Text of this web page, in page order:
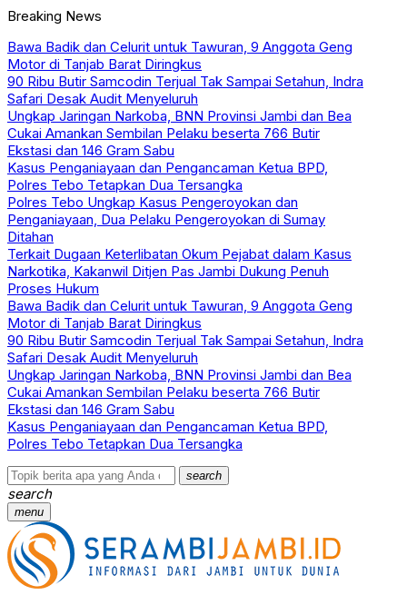
Breaking News
Bawa Badik dan Celurit untuk Tawuran, 9 Anggota Geng
Motor di Tanjab Barat Diringkus
90 Ribu Butir Samcodin Terjual Tak Sampai Setahun, Indra
Safari Desak Audit Menyeluruh
Ungkap Jaringan Narkoba, BNN Provinsi Jambi dan Bea
Cukai Amankan Sembilan Pelaku beserta 766 Butir
Ekstasi dan 146 Gram Sabu
Kasus Penganiayaan dan Pengancaman Ketua BPD,
Polres Tebo Tetapkan Dua Tersangka
Polres Tebo Ungkap Kasus Pengeroyokan dan
Penganiayaan, Dua Pelaku Pengeroyokan di Sumay
Ditahan
Terkait Dugaan Keterlibatan Okum Pejabat dalam Kasus
Narkotika, Kakanwil Ditjen Pas Jambi Dukung Penuh
Proses Hukum
Bawa Badik dan Celurit untuk Tawuran, 9 Anggota Geng
Motor di Tanjab Barat Diringkus
90 Ribu Butir Samcodin Terjual Tak Sampai Setahun, Indra
Safari Desak Audit Menyeluruh
Ungkap Jaringan Narkoba, BNN Provinsi Jambi dan Bea
Cukai Amankan Sembilan Pelaku beserta 766 Butir
Ekstasi dan 146 Gram Sabu
Kasus Penganiayaan dan Pengancaman Ketua BPD,
Polres Tebo Tetapkan Dua Tersangka
search
search
menu